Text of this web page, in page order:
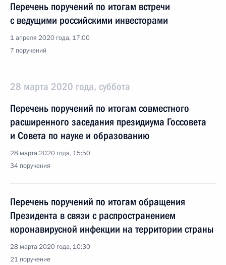
Перечень поручений по итогам встречи
с ведущими российскими инвесторами
1 апреля 2020 года, 17:00
7 поручений
28 марта 2020 года, суббота
Перечень поручений по итогам совместного
расширенного заседания президиума Госсовета
и Совета по науке и образованию
28 марта 2020 года, 15:50
34 поручения
Перечень поручений по итогам обращения
Президента в связи с распространением
коронавирусной инфекции на территории страны
28 марта 2020 года, 10:30
21 поручение